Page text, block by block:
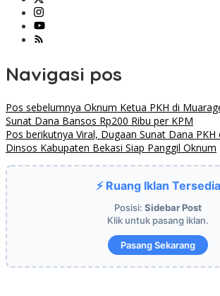
Navigasi pos
Pos sebelumnya Oknum Ketua PKH di
Sunat Dana Bansos Rp200 Ribu per KPM
Pos berikutnya Viral, Dugaan Sunat Dana
Dinsos Kabupaten Bekasi Siap Panggil Oknum
⚡ Ruang Iklan Tersedia
Posisi: Sidebar Post
Klik untuk pasang iklan.
Pasang Sekarang